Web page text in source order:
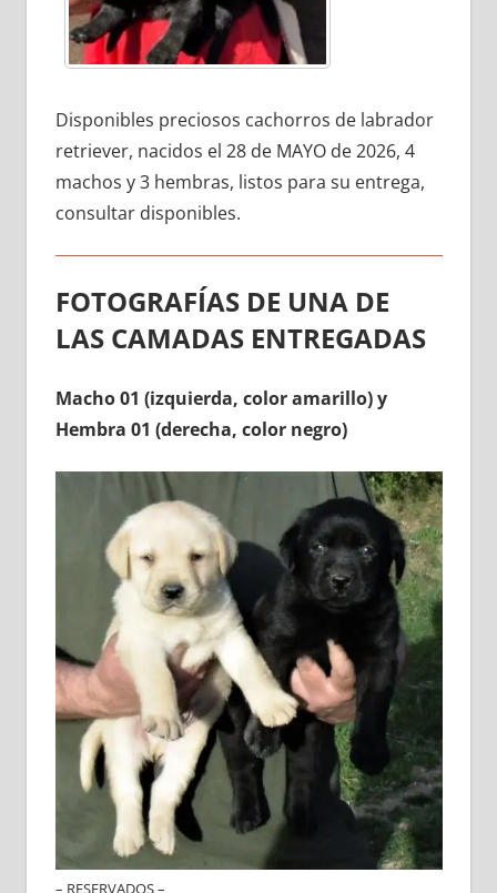
Disponibles preciosos cachorros de labrador
retriever, nacidos el 28 de MAYO de 2026, 4
machos y 3 hembras, listos para su entrega,
consultar disponibles.
FOTOGRAFÍAS DE UNA DE
LAS CAMADAS ENTREGADAS
Macho 01 (izquierda, color amarillo) y
Hembra 01 (derecha, color negro)